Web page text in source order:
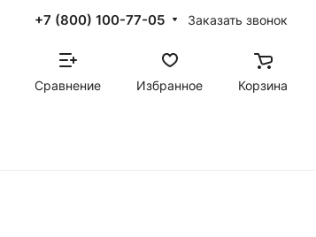
+7 (800) 100-77-05 Заказать звонок
Сравнение Избранное Корзина